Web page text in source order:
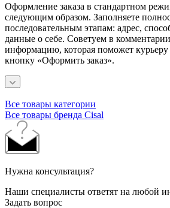
Оформление заказа в стандартном
следующим образом. Заполняете
последовательным этапам: адрес,
данные о себе. Советуем в комментарии
информацию, которая поможет
кнопку «Оформить заказ».
Все товары категории
Все товары бренда Cisal
Нужна консультация?
Наши специалисты ответят на любой
Задать вопрос